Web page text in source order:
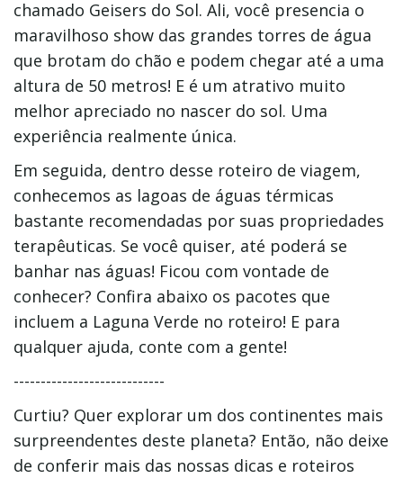
chamado Geisers do Sol. Ali, você presencia o
maravilhoso show das grandes torres de água
que brotam do chão e podem chegar até a uma
altura de 50 metros! E é um atrativo muito
melhor apreciado no nascer do sol. Uma
experiência realmente única.
Em seguida, dentro desse roteiro de viagem,
conhecemos as lagoas de águas térmicas
bastante recomendadas por suas propriedades
terapêuticas. Se você quiser, até poderá se
banhar nas águas! Ficou com vontade de
conhecer? Confira abaixo os pacotes que
incluem a Laguna Verde no roteiro! E para
qualquer ajuda, conte com a gente!
----------------------------
Curtiu? Quer explorar um dos continentes mais
surpreendentes deste planeta? Então, não deixe
de conferir mais das nossas dicas e roteiros